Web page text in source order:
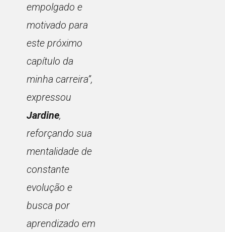
empolgado e
motivado para
este próximo
capítulo da
minha carreira”,
expressou
Jardine,
reforçando sua
mentalidade de
constante
evolução e
busca por
aprendizado em